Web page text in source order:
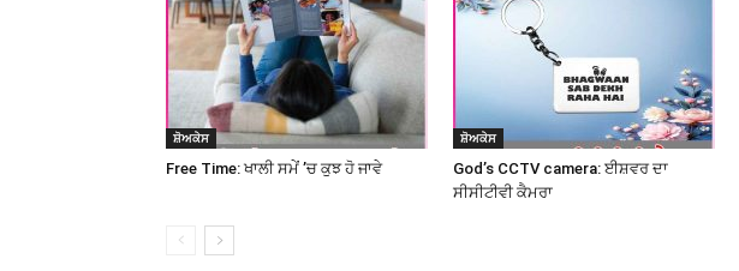
ਸ਼ੋਅਕੇਸ
Free Time: ਖਾਲੀ ਸਮੇਂ ’ਚ ਕੁਝ ਹੋ ਜਾਵੇ
ਸ਼ੋਅਕੇਸ
God’s CCTV camera: ਈਸ਼ਵਰ ਦਾ
ਸੀਸੀਟੀਵੀ ਕੈਮਰਾ